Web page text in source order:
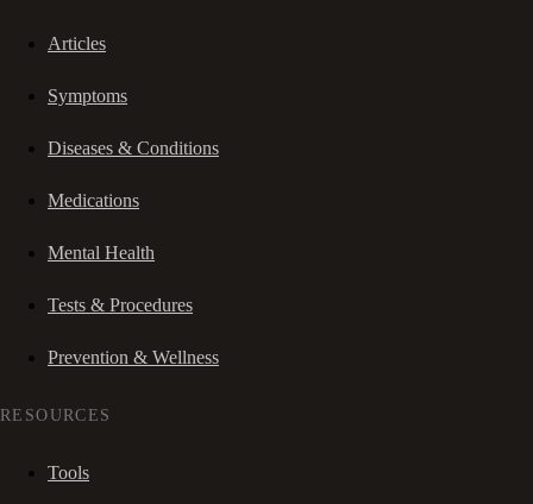
Articles
Symptoms
Diseases & Conditions
Medications
Mental Health
Tests & Procedures
Prevention & Wellness
RESOURCES
Tools